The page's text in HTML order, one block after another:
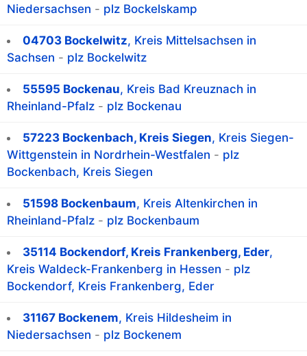
Niedersachsen - plz Bockelskamp
04703 Bockelwitz, Kreis Mittelsachsen in
Sachsen - plz Bockelwitz
55595 Bockenau, Kreis Bad Kreuznach in
Rheinland-Pfalz - plz Bockenau
57223 Bockenbach, Kreis Siegen, Kreis Siegen-
Wittgenstein in Nordrhein-Westfalen - plz
Bockenbach, Kreis Siegen
51598 Bockenbaum, Kreis Altenkirchen in
Rheinland-Pfalz - plz Bockenbaum
35114 Bockendorf, Kreis Frankenberg, Eder,
Kreis Waldeck-Frankenberg in Hessen - plz
Bockendorf, Kreis Frankenberg, Eder
31167 Bockenem, Kreis Hildesheim in
Niedersachsen - plz Bockenem